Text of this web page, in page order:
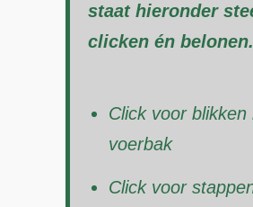
staat hieronder
clicken én belonen.
Click voor blikken
voerbak
Click voor